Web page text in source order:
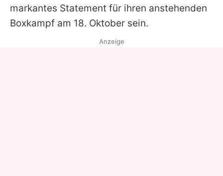
Utiq verwalten
markantes Statement für ihren anstehenden
Boxkampf am 18. Oktober sein.
Anzeige